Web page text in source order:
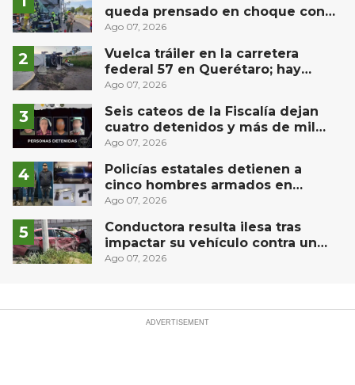
queda prensado en choque con
materialista en San Juan del Río
Ago 07, 2026
Vuelca tráiler en la carretera
federal 57 en Querétaro; hay
derrame de combustible
Ago 07, 2026
Seis cateos de la Fiscalía dejan
cuatro detenidos y más de mil
dosis aseguradas en Querétaro
Ago 07, 2026
Policías estatales detienen a
cinco hombres armados en
Puebla capital
Ago 07, 2026
Conductora resulta ilesa tras
impactar su vehículo contra un
muro en Huimilpan
Ago 07, 2026